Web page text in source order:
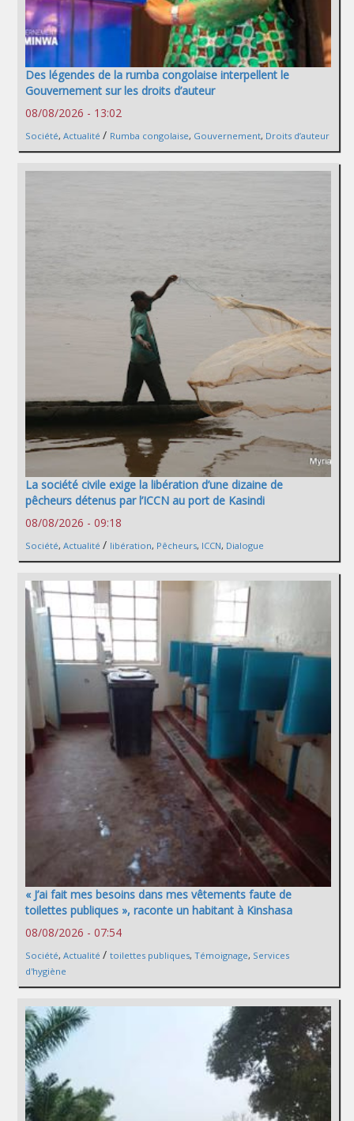
Des légendes de la rumba congolaise interpellent le
Gouvernement sur les droits d’auteur
08/08/2026 - 13:02
Société, Actualité / Rumba congolaise, Gouvernement, Droits d’auteur
La société civile exige la libération d’une dizaine de
pêcheurs détenus par l’ICCN au port de Kasindi
08/08/2026 - 09:18
Société, Actualité / libération, Pêcheurs, ICCN, Dialogue
« J’ai fait mes besoins dans mes vêtements faute de
toilettes publiques », raconte un habitant à Kinshasa
08/08/2026 - 07:54
Société, Actualité / toilettes publiques, Témoignage, Services
d'hygiène